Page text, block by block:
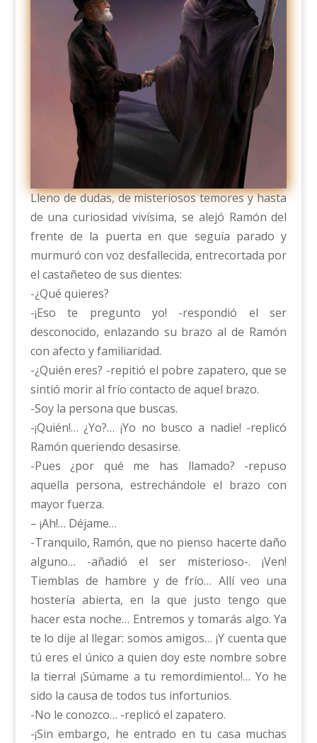
Lleno de dudas, de misteriosos temores y hasta
de una curiosidad vivísima, se alejó Ramón del
frente de la puerta en que seguía parado y
murmuró con voz desfallecida, entrecortada por
el castañeteo de sus dientes:
-¿Qué quieres?
-¡Eso te pregunto yo! -respondió el ser
desconocido, enlazando su brazo al de Ramón
con afecto y familiaridad.
-¿Quién eres? -repitió el pobre zapatero, que se
sintió morir al frío contacto de aquel brazo.
-Soy la persona que buscas.
-¡Quién!… ¿Yo?… ¡Yo no busco a nadie! -replicó
Ramón queriendo desasirse.
-Pues ¿por qué me has llamado? -repuso
aquella persona, estrechándole el brazo con
mayor fuerza.
– ¡Ah!… Déjame…
-Tranquilo, Ramón, que no pienso hacerte daño
alguno… -añadió el ser misterioso-. ¡Ven!
Tiemblas de hambre y de frío… Allí veo una
hostería abierta, en la que justo tengo que
hacer esta noche… Entremos y tomarás algo. Ya
te lo dije al llegar: somos amigos… ¡Y cuenta que
tú eres el único a quien doy este nombre sobre
la tierra! ¡Súmame a tu remordimiento!… Yo he
sido la causa de todos tus infortunios.
-No le conozco… -replicó el zapatero.
-¡Sin embargo, he entrado en tu casa muchas